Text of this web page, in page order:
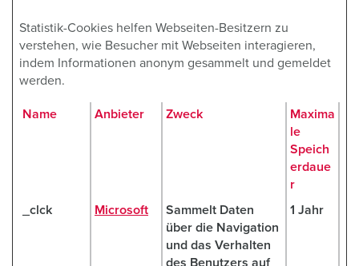
Statistik-Cookies helfen Webseiten-Besitzern zu
verstehen, wie Besucher mit Webseiten interagieren,
indem Informationen anonym gesammelt und gemeldet
werden.
Name Anbieter Zweck
Maxima
le
Speich
erdaue
r
_clck
Microsoft
Sammelt Daten
über die Navigation
und das Verhalten
des Benutzers auf
1 Jahr